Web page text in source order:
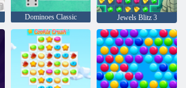
Dominoes Classic Jewels Blitz 3